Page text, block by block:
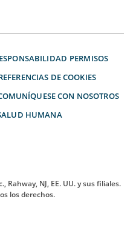
PERMISOS
DE COOKIES
CON NOSOTROS
HUMANA
Rahway, NJ, EE. UU. y sus filiales.
los derechos.